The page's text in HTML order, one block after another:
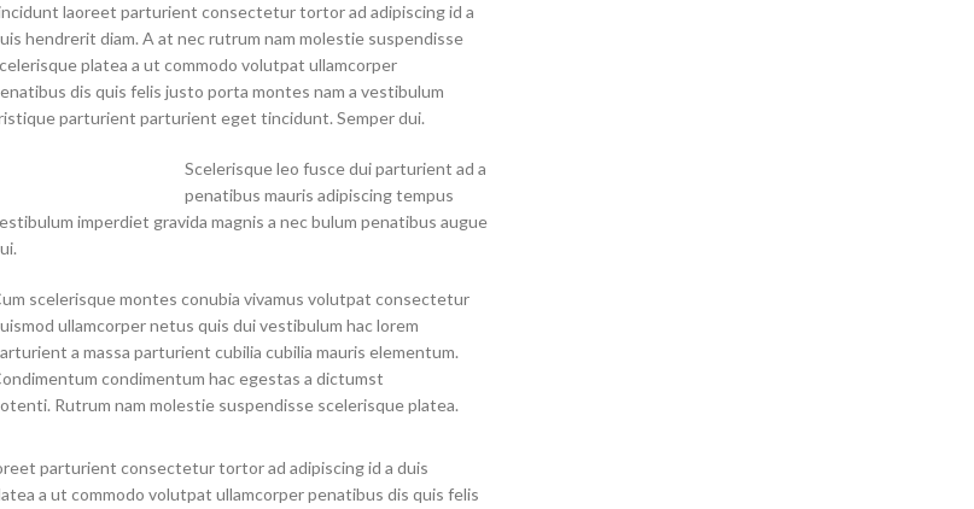
laoreet parturient consectetur tortor ad adipiscing id a
hendrerit diam. A at nec rutrum nam molestie suspendisse
platea a ut commodo volutpat ullamcorper
dis quis felis justo porta montes nam a vestibulum
parturient parturient eget tincidunt. Semper dui.
Scelerisque leo fusce dui parturient ad a
penatibus mauris adipiscing tempus
imperdiet gravida magnis a nec bulum penatibus augue
scelerisque montes conubia vivamus volutpat consectetur
ullamcorper netus quis dui vestibulum hac lorem
a massa parturient cubilia cubilia mauris elementum.
condimentum hac egestas a dictumst
Rutrum nam molestie suspendisse scelerisque platea.
parturient consectetur tortor ad adipiscing id a duis
a ut commodo volutpat ullamcorper penatibus dis quis felis